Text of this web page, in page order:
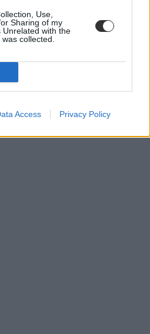
Use,
Sharing of my
Unrelated with the
collected.
Access Privacy Policy